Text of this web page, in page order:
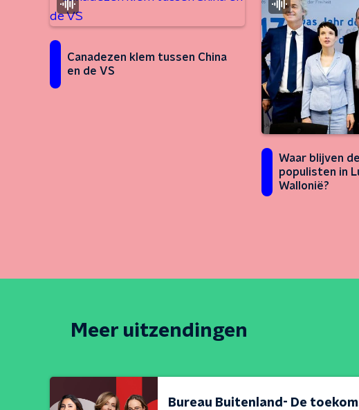
Canadezen klem tussen China
en de VS
Waar blijven
populisten in
Wallonië?
Meer uitzendingen
Bureau Buitenland- De